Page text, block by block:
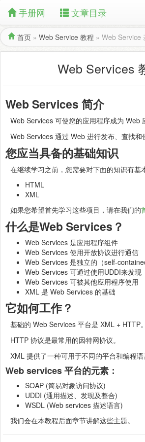
手册网 文章目录
首页 » Web Service 教程 » Web Service
Web Services
Web Services 简介
Web Services 可使您的应用程序成为 Web
Web Services 通过 Web 进行发布、查找和
您应当具备的基础知识
在继续学习之前，您需要对下面的知识有基
HTML
XML
如果您希望首先学习这些项目，请在我们的
什么是Web Services？
Web Services 是应用程序组件
Web Services 使用开放协议进行通信
Web Services 是独立的（self-
Web Services 可通过使用UDDI来发现
Web Services 可被其他应用程序使用
XML 是 Web Services 的基础
它如何工作？
基础的 Web Services 平台是 XML + HTTP。
HTTP 协议是最常用的因特网协议。
XML 提供了一种可用于不同的平台和编程语
Web services 平台的元素：
SOAP (简易对象访问协议)
UDDI (通用描述、发现及整合)
WSDL (Web services 描述语言)
我们会在本教程后面章节讲解这些主题。